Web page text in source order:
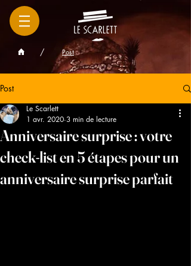
/ Post
Post
Anniversaire surprise : votre
check-list en 5 étapes pour un
anniversaire surprise parfait
Le Scarlett
1 avr. 2020 3 min de lecture